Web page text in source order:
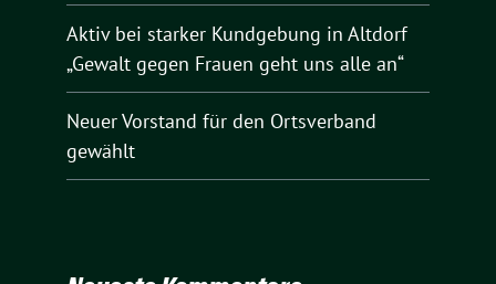
Aktiv bei starker Kundgebung in Altdorf
„Gewalt gegen Frauen geht uns alle an“
Neuer Vorstand für den Ortsverband
gewählt